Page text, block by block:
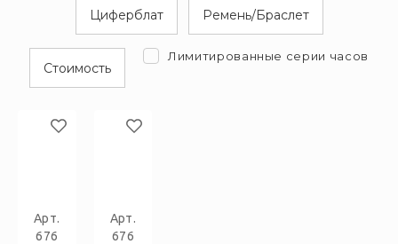
Циферблат Ремень/Браслет
Стоимость
Лимитированные серии часов
Арт.
676
Арт.
676